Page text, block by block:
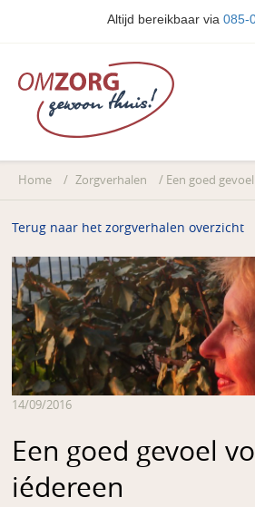
Altijd bereikbaar via 085-
Home / Zorgverhalen / Een goed
Terug naar het zorgverhalen overzicht
14/09/2016
Een goed gevoel
iédereen